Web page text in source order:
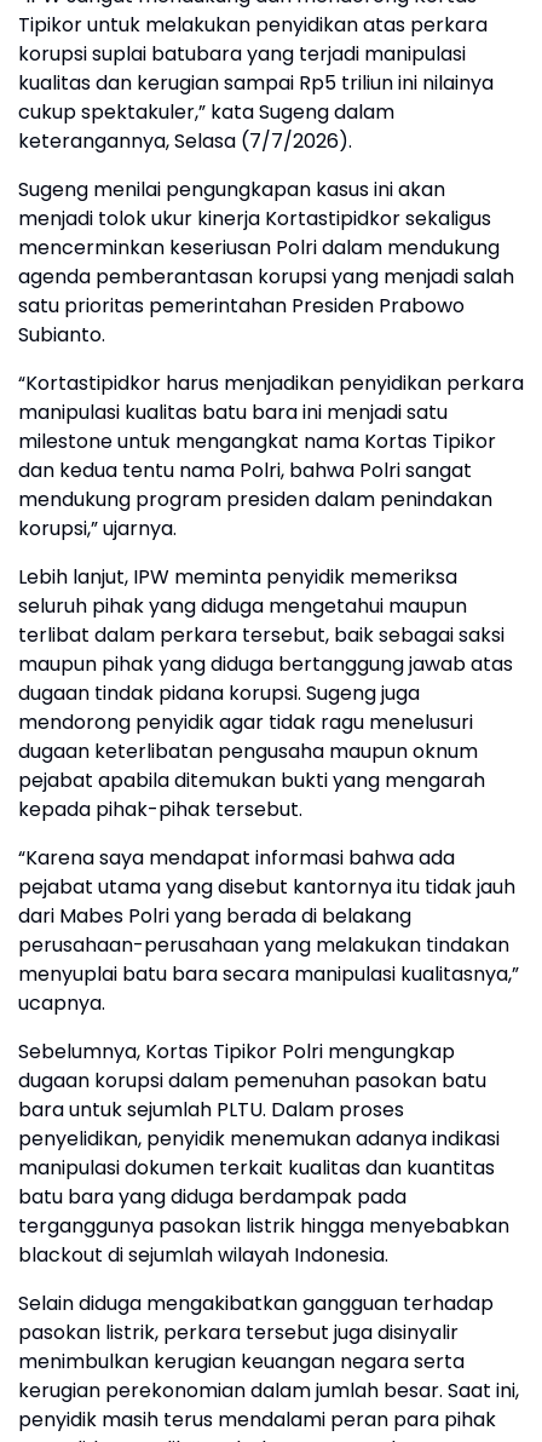
Tipikor untuk melakukan penyidikan atas perkara
korupsi suplai batubara yang terjadi manipulasi
kualitas dan kerugian sampai Rp5 triliun ini nilainya
cukup spektakuler,” kata Sugeng dalam
keterangannya, Selasa (7/7/2026).
Sugeng menilai pengungkapan kasus ini akan
menjadi tolok ukur kinerja Kortastipidkor sekaligus
mencerminkan keseriusan Polri dalam mendukung
agenda pemberantasan korupsi yang menjadi salah
satu prioritas pemerintahan Presiden Prabowo
Subianto.
“Kortastipidkor harus menjadikan penyidikan perkara
manipulasi kualitas batu bara ini menjadi satu
milestone untuk mengangkat nama Kortas Tipikor
dan kedua tentu nama Polri, bahwa Polri sangat
mendukung program presiden dalam penindakan
korupsi,” ujarnya.
Lebih lanjut, IPW meminta penyidik memeriksa
seluruh pihak yang diduga mengetahui maupun
terlibat dalam perkara tersebut, baik sebagai saksi
maupun pihak yang diduga bertanggung jawab atas
dugaan tindak pidana korupsi. Sugeng juga
mendorong penyidik agar tidak ragu menelusuri
dugaan keterlibatan pengusaha maupun oknum
pejabat apabila ditemukan bukti yang mengarah
kepada pihak-pihak tersebut.
“Karena saya mendapat informasi bahwa ada
pejabat utama yang disebut kantornya itu tidak jauh
dari Mabes Polri yang berada di belakang
perusahaan-perusahaan yang melakukan tindakan
menyuplai batu bara secara manipulasi kualitasnya,”
ucapnya.
Sebelumnya, Kortas Tipikor Polri mengungkap
dugaan korupsi dalam pemenuhan pasokan batu
bara untuk sejumlah PLTU. Dalam proses
penyelidikan, penyidik menemukan adanya indikasi
manipulasi dokumen terkait kualitas dan kuantitas
batu bara yang diduga berdampak pada
terganggunya pasokan listrik hingga menyebabkan
blackout di sejumlah wilayah Indonesia.
Selain diduga mengakibatkan gangguan terhadap
pasokan listrik, perkara tersebut juga disinyalir
menimbulkan kerugian keuangan negara serta
kerugian perekonomian dalam jumlah besar. Saat ini,
penyidik masih terus mendalami peran para pihak